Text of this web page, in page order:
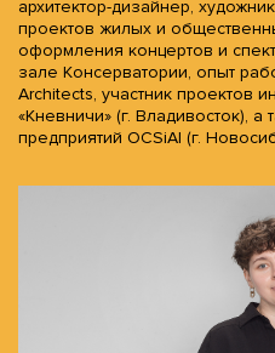
архитектор-дизайнер,
проектов жилых и
оформления концертов и
зале Консерватории, опыт
Architects, участник проектов
«Кневничи» (г. Владивосток), а
предприятий OCSiAl (г.